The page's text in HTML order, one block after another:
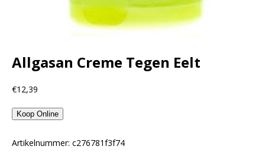
Allgasan Creme Tegen Eelt
€12,39
Koop Online
Artikelnummer: c276781f3f74